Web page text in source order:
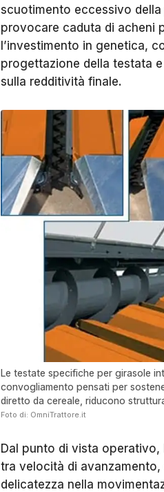
scuotimento eccessivo
provocare caduta di acheni
l’investimento in genetica,
progettazione della testata
sulla redditività finale.
Le testate specifiche per girasole
convogliamento pensati per
diretto da cereale, riducono
Foto di: OmniTrattore.it
Dal punto di vista
tra velocità di
delicatezza nella